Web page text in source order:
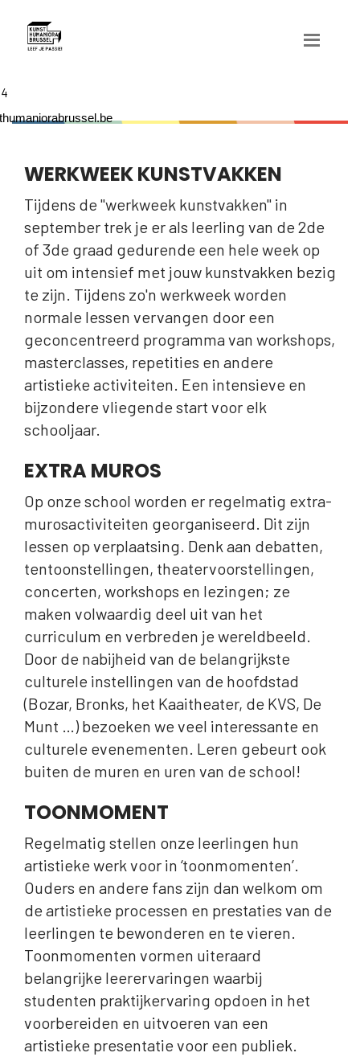
WERKWEEK KUNSTVAKKEN
Tijdens de "werkweek kunstvakken" in
september trek je er als leerling van de 2de
of 3de graad gedurende een hele week op
uit om intensief met jouw kunstvakken bezig
te zijn. Tijdens zo'n werkweek worden
normale lessen vervangen door een
geconcentreerd programma van workshops,
masterclasses, repetities en andere
artistieke activiteiten. Een intensieve en
bijzondere vliegende start voor elk
schooljaar.
EXTRA MUROS
Op onze school worden er regelmatig extra-
murosactiviteiten georganiseerd. Dit zijn
lessen op verplaatsing. Denk aan debatten,
tentoonstellingen, theatervoorstellingen,
concerten, workshops en lezingen; ze
maken volwaardig deel uit van het
curriculum en verbreden je wereldbeeld.
Door de nabijheid van de belangrijkste
culturele instellingen van de hoofdstad
(Bozar, Bronks, het Kaaitheater, de KVS, De
Munt …) bezoeken we veel interessante en
culturele evenementen. Leren gebeurt ook
buiten de muren en uren van de school!
TOONMOMENT
Regelmatig stellen onze leerlingen hun
artistieke werk voor in ‘toonmomenten’.
Ouders en andere fans zijn dan welkom om
de artistieke processen en prestaties van de
leerlingen te bewonderen en te vieren.
Toonmomenten vormen uiteraard
belangrijke leerervaringen waarbij
studenten praktijkervaring opdoen in het
voorbereiden en uitvoeren van een
artistieke presentatie voor een publiek.